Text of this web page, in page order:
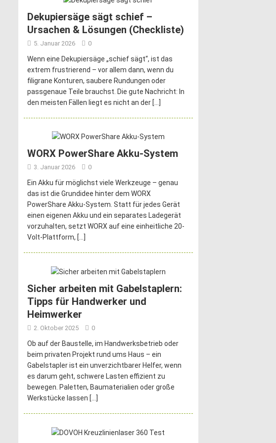
Dekupiersäge sägt schief –
Ursachen & Lösungen (Checkliste)
5. Januar 2026 0
Wenn eine Dekupiersäge „schief sägt“, ist das
extrem frustrierend – vor allem dann, wenn du
filigrane Konturen, saubere Rundungen oder
passgenaue Teile brauchst. Die gute Nachricht: In
den meisten Fällen liegt es nicht an der […]
WORX PowerShare Akku-System
3. Januar 2026 0
Ein Akku für möglichst viele Werkzeuge – genau
das ist die Grundidee hinter dem WORX
PowerShare Akku-System. Statt für jedes Gerät
einen eigenen Akku und ein separates Ladegerät
vorzuhalten, setzt WORX auf eine einheitliche 20-
Volt-Plattform, […]
Sicher arbeiten mit Gabelstaplern:
Tipps für Handwerker und
Heimwerker
2. Oktober 2025 0
Ob auf der Baustelle, im Handwerksbetrieb oder
beim privaten Projekt rund ums Haus – ein
Gabelstapler ist ein unverzichtbarer Helfer, wenn
es darum geht, schwere Lasten effizient zu
bewegen. Paletten, Baumaterialien oder große
Werkstücke lassen […]